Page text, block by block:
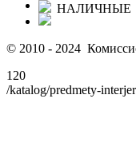
НАЛИЧНЫЕ
© 2010 - 2024
120
/katalog/predmety-